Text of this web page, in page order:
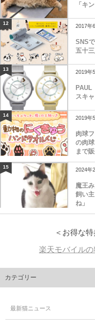
「キ
12 2017年
SNS
五十
13 2019年
PAUL
スキ
14 2019年
肉球
の肉
まで
15 2024年
魔王
飼い
ね」
＜お得な
楽天モバイル
カテゴリー
最新猫ニュース